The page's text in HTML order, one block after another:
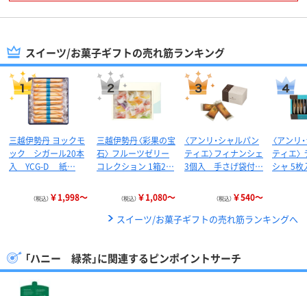
スイーツ/お菓子ギフトの売れ筋ランキング
三越伊勢丹 ヨックモ
ック シガール20本
入 YCG-D 紙…
（税込） ￥1,998～
三越伊勢丹〈彩果の宝
石〉 フルーツゼリー
コレクション 1箱2…
（税込） ￥1,080～
〈アンリ・シャルパン
ティエ〉フィナンシェ
3個入 手さげ袋付…
（税込） ￥540～
〈アンリ
ティエ〉
シャ 5
スイーツ/お菓子ギフトの売れ筋ランキングへ
「ハニー 緑茶」に関連するピンポイントサーチ